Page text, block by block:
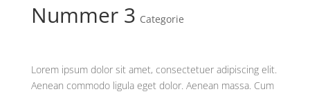
Nummer 3 Categorie
Lorem ipsum dolor sit amet, consectetuer adipiscing elit.
Aenean commodo ligula eget dolor. Aenean massa. Cum